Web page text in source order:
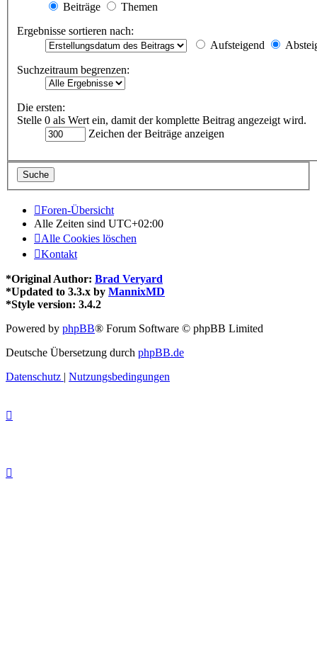
Beiträge
Themen
Ergebnisse sortieren nach:
Aufsteigend
Suchzeitraum begrenzen:
Die ersten:
Stelle 0 als Wert ein, damit der komplette Beitrag angezeigt wird.
Zeichen der Beiträge anzeigen
Foren-Übersicht
Alle Zeiten sind UTC+02:00
Alle Cookies löschen
Kontakt
*Original Author: Brad Veryard
*Updated to 3.3.x by MannixMD
*Style version: 3.4.2
Powered by phpBB® Forum Software © phpBB Limited
Deutsche Übersetzung durch phpBB.de
Datenschutz | Nutzungsbedingungen